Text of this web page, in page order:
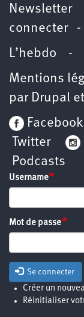
Newsletter
connecter
L’hebdo -
Mentions
par Drupal et
Facebook
Twitter
Podcasts
Username
Mot de passe
Se connecter
Créer un
Réinitialiser